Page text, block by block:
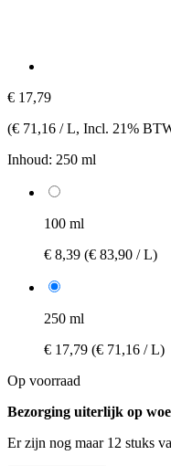
€ 17,79
(€ 71,16 / L, Incl. 21%
Inhoud: 250 ml
100 ml
€ 8,39 (€ 83,90 / L)
250 ml
€ 17,79 (€ 71,16 / L)
Op voorraad
Bezorging uiterlijk op
Er zijn nog maar 12 stuks